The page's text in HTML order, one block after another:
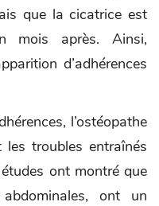
que la cicatrice est
mois après. Ainsi,
d’adhérences
l’ostéopathe
troubles entraînés
ont montré que
ont un